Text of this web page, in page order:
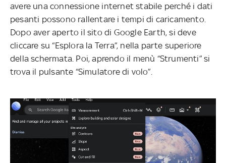
avere una connessione internet stabile perché i dati
pesanti possono rallentare i tempi di caricamento.
Dopo aver aperto il sito di Google Earth, si deve
cliccare su “Esplora la Terra”, nella parte superiore
della schermata. Poi, aprendo il menù “Strumenti” si
trova il pulsante “Simulatore di volo”.